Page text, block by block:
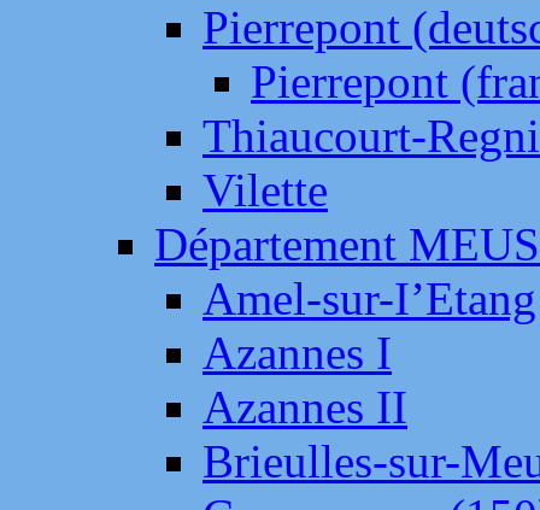
Pierrepont
Pierrepont
Thiaucourt-
Vilette
Département
Amel-sur-
Azannes I
Azannes II
Brieulles-sur-